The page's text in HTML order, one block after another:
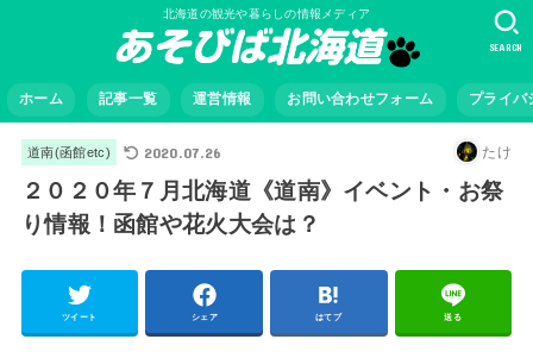
北海道の観光や暮らしの情報メディア
ホーム 記事一覧 運営情報 お問い合わせフォーム プライバ
SEARCH
道南(函館etc) 2020.07.26 たけ
２０２０年７月北海道《道南》イベント・お祭
り情報！函館や花火大会は？
ツイート シェア はてブ 送る